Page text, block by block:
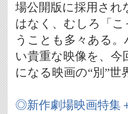
場公開版に採用さ
はなく、むしろ「
うことも多々ある
い貴重な映像を、
になる映画の“別”
◎新作劇場映画特集